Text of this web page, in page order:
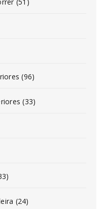
(96)
(33)
(24)